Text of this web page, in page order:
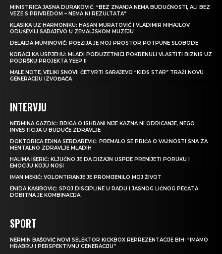
MINISTRICA JASNA DURAKOVIĆ: “BEZ ZNANJA NEMA BUDUĆNOSTI, ALI BEZ
VEZE S PRIVREDOM – NEMA NI REZULTATA”
KLASIKA UZ HARMONIKU: HASAN MURATOVIĆ I VLADIMIR MIHAJLOV
ODUŠEVILI SARAJEVO U ZEMALJSKOM MUZEJU
DELAIDA MUMINOVIĆ: POEZIJA JE MOJ PROSTOR POTPUNE SLOBODE
KORACI KA USPJEHU: MLADI PODUZETNICI POKRENULI VLASTITI BIZNIS UZ
PODRŠKU PROJEKTA YEEP II
MALE NOTE, VELIKI SNOVI: ČETVRTI SARAJEVO “KIDS STAR” TRAŽI NOVU
GENERACIJU IZVOĐAČA
INTERVJU
NERMINA GAZDIĆ: BRIGA O ISHRANI NIJE KAZNA NI ODRICANJE, NEGO
INVESTICIJA U BUDUĆE ZDRAVLJE
DOKTORICA EDINA SERDAREVIĆ: PREMALO SE PRIČA O VAŽNOSTI SNA ZA
MENTALNO ZDRAVLJE MLADIH
HALIMA IŠERIĆ: KLJUČNO JE DA DIZAJN USPIJE PRENIJETI PORUKU I
EMOCIJU KOJU NOSI
IMAN MEKIĆ: VOLONTIRANJE JE PROMIJENILO MOJ ŽIVOT
ENIDA KAŠIBOVIĆ: SPOJ DISCIPLINE U RADU I JASNOG LIČNOG PEČATA
DOBITNA JE KOMBINACIJA
SPORT
NERMIN BAŠOVIĆ NOVI SELEKTOR KICKBOX REPREZENTACIJE BIH: “IMAMO
HRABRU I PERSPEKTIVNU GENERACIJU”